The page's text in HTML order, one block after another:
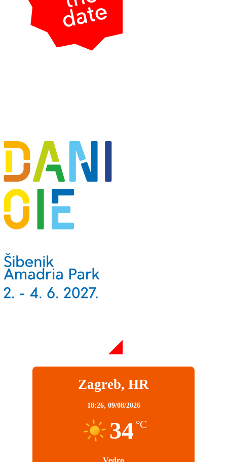
Zagreb, HR
18:26, 09/08/2026
34 °C
Vedro